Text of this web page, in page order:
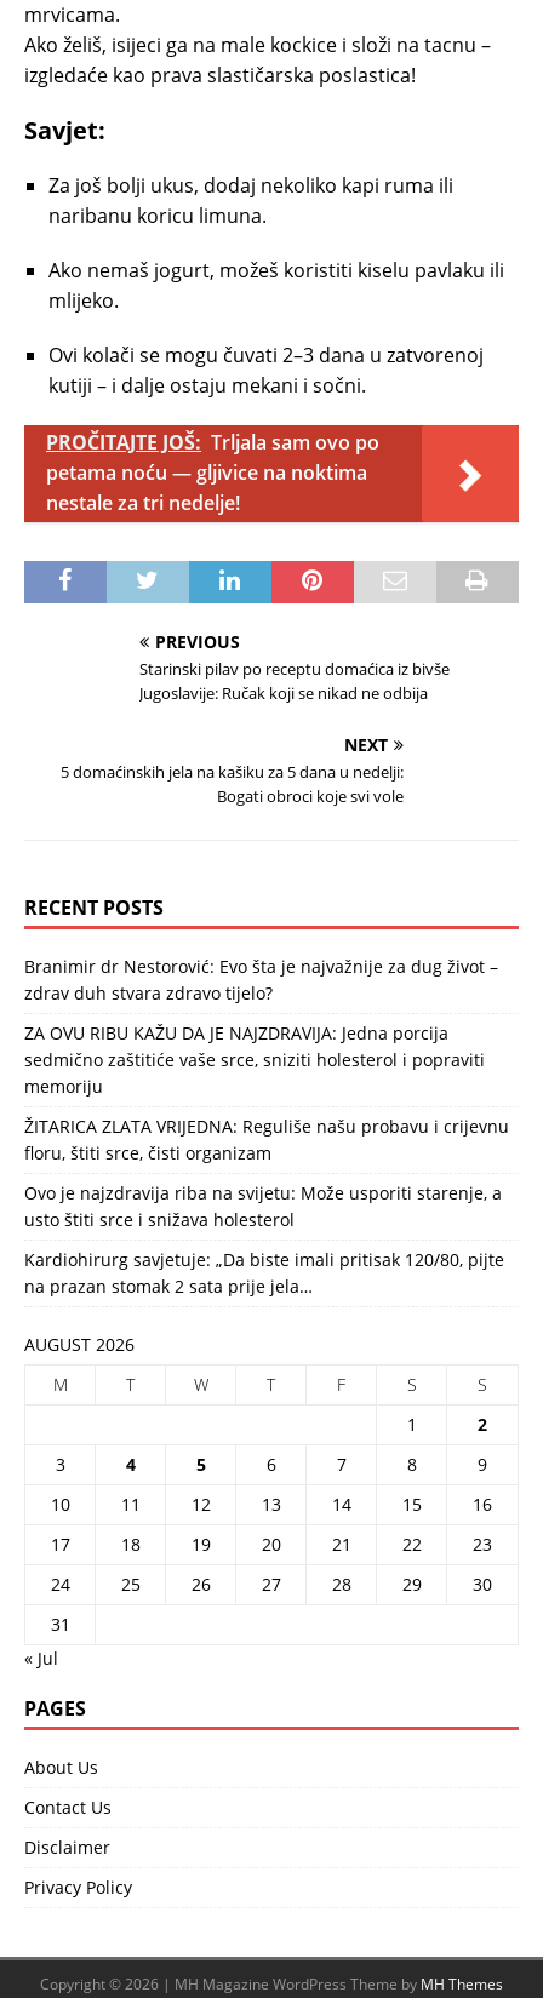
mrvicama.
Ako želiš, isijeci ga na male kockice i složi na tacnu –
izgledaće kao prava slastičarska poslastica!
Savjet:
Za još bolji ukus, dodaj nekoliko kapi ruma ili
naribanu koricu limuna.
Ako nemaš jogurt, možeš koristiti kiselu pavlaku ili
mlijeko.
Ovi kolači se mogu čuvati 2–3 dana u zatvorenoj
kutiji – i dalje ostaju mekani i sočni.
PROČITAJTE JOŠ: Trljala sam ovo po
petama noću — gljivice na noktima
nestale za tri nedelje!
PREVIOUS
Starinski pilav po receptu domaćica iz bivše
Jugoslavije: Ručak koji se nikad ne odbija
NEXT
5 domaćinskih jela na kašiku za 5 dana u nedelji:
Bogati obroci koje svi vole
RECENT POSTS
Branimir dr Nestorović: Evo šta je najvažnije za dug život –
zdrav duh stvara zdravo tijelo?
ZA OVU RIBU KAŽU DA JE NAJZDRAVIJA: Jedna porcija
sedmično zaštitiće vaše srce, sniziti holesterol i popraviti
memoriju
ŽITARICA ZLATA VRIJEDNA: Reguliše našu probavu i crijevnu
floru, štiti srce, čisti organizam
Ovo je najzdravija riba na svijetu: Može usporiti starenje, a
usto štiti srce i snižava holesterol
Kardiohirurg savjetuje: „Da biste imali pritisak 120/80, pijte
na prazan stomak 2 sata prije jela…
AUGUST 2026
M
T W T F S
S
1
2
3
4 5 6 7 8
9
10
11 12 13 14 15
16
17
18 19 20 21 22
23
24
25 26 27 28 29
30
31
« Jul
PAGES
About Us
Contact Us
Disclaimer
Privacy Policy
Copyright © 2026 | MH Magazine WordPress Theme by MH Themes